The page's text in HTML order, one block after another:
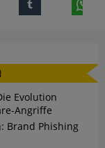
Evolution
Angriffe
Brand Phishing